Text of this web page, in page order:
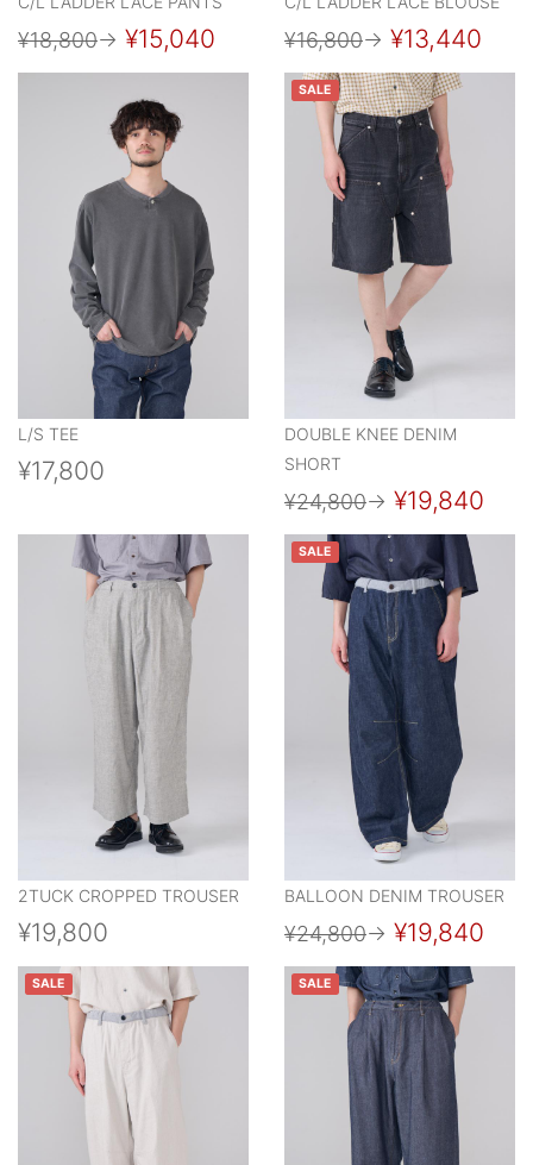
¥18,800→ ¥15,040 ¥16,800→ ¥13,440
L/S TEE
¥17,800
SALE
DOUBLE KNEE DENIM
SHORT
¥24,800→ ¥19,840
2TUCK CROPPED TROUSER
¥19,800
SALE
BALLOON DENIM TROUSER
¥24,800→ ¥19,840
SALE SALE